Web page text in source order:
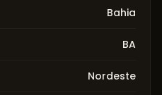
Bahia
BA
Nordeste